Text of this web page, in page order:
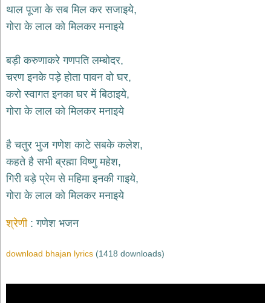
bhajans
हनुमान
hanuman
bhajans
साईं
भजन
bhajans
भजन
jain
bhajans
दुर्गा
भजन
bhajans
भजन
थाल पूजा के सब मिल कर सजाइये,
गोरा के लाल को मिलकर मनाइये
बड़ी करुणाकरे गणपति लम्बोदर,
चरण इनके पड़े होता पावन वो घर,
करो स्वागत इनका घर में बिठाइये,
गोरा के लाल को मिलकर मनाइये
है चतुर भुज गणेश काटे सबके कलेश,
कहते है सभी ब्रह्मा विष्णु महेश,
गिरी बड़े प्रेम से महिमा इनकी गाइये,
गोरा के लाल को मिलकर मनाइये
श्रेणी गणेश भजन
download bhajan lyrics (1418 downloads)